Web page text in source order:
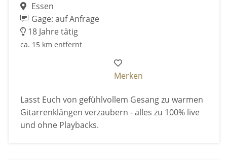
Essen
Gage: auf Anfrage
18 Jahre tätig
ca. 15 km entfernt
Merken
Lasst Euch von gefühlvollem Gesang zu warmen
Gitarrenklängen verzaubern - alles zu 100% live
und ohne Playbacks.